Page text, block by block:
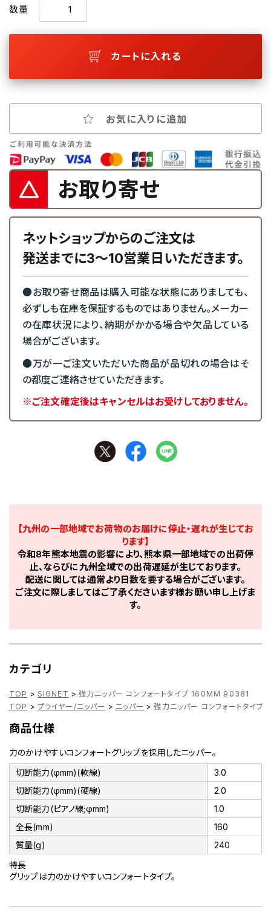
数量
カートに入れる
お気に入りに追加
お取り寄せ
ネットショップからのご注文は
発送までに3～10営業日いただきます。
●お取り寄せ商品は購入可能な状態にありましても、
必ずしも在庫を保証するものではありません。メーカー
の在庫状況により、納期がかかる場合や欠品している
場合がございます。
●万が一ご注文いただいた商品が品切れの場合はそ
の都度ご連絡させていただきます。
※ご注文確定後はキャンセルはお受けしておりません。
【九州の一部地域でお荷物のお届けに停止・遅れが生じてお
ります】
令和8年熊本地震の影響により、熊本県一部地域での出荷停
止、ならびに九州全域での出荷遅延が生じております。
配送に関しては通常より日数を要する場合がございます。
ご注文に際しましてはご了承くださいます様お願い申し上げま
す。
カテゴリ
TOP > SIGNET > 強力ニッパー コンフォートタイプ 160MM 90381
TOP > プライヤー/ニッパー > ニッパー > 強力ニッパー コンフォートタイ
商品仕様
力のかけやすいコンフォートグリップを採用したニッパー。
切断能力(φmm)(軟線)
3.0
切断能力(φmm)(硬線)
2.0
切断能力(ピアノ線;φmm)
1.0
全長(mm)
160
質量(g)
240
特長
グリップは力のかけやすいコンフォートタイプ。